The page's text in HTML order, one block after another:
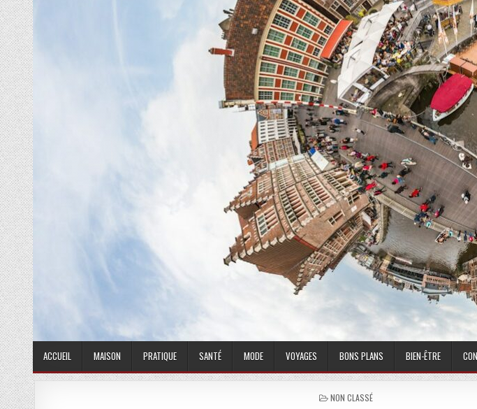
ACCUEIL MAISON PRATIQUE SANTÉ MODE VOYAGES BONS PLANS BIEN-ÊTRE
POSTED IN
NON CLASSÉ